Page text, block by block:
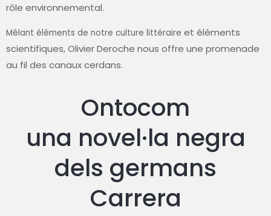
rôle environnemental.
Mêlant éléments de notre culture littéraire et éléments
scientifiques, Olivier Deroche nous offre une promenade
au fil des canauxcerdans.
Ontocom
una novel·la negra
dels germans
Carrera